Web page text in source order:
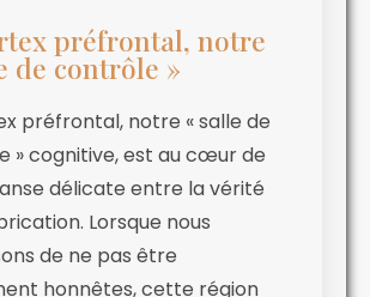
préfrontal, notre
de contrôle »
préfrontal, notre « salle de
» cognitive, est au cœur de
délicate entre la vérité
Lorsque nous
de ne pas être
honnêtes, cette région